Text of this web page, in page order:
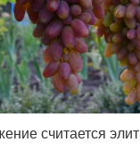
считается